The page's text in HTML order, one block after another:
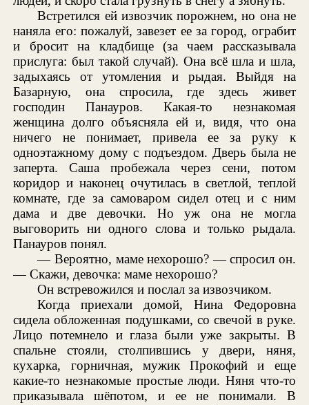
Встретился ей извозчик порожнем, но она не
наняла его: пожалуй, завезет ее за город, ограбит
и бросит на кладбище (за чаем рассказывала
прислуга: был такой случай). Она всё шла и шла,
задыхаясь от утомления и рыдая. Выйдя на
Базарную, она спросила, где здесь живет
господин Панауров. Какая-то незнакомая
женщина долго объясняла ей и, видя, что она
ничего не понимает, привела ее за руку к
одноэтажному дому с подъездом. Дверь была не
заперта. Саша пробежала через сени, потом
коридор и наконец очутилась в светлой, теплой
комнате, где за самоваром сидел отец и с ним
дама и две девочки. Но уж она не могла
выговорить ни одного слова и только рыдала.
Панауров понял.
— Вероятно, маме нехорошо? — спросил он.
— Скажи, девочка: маме нехорошо?
Он встревожился и послал за извозчиком.
Когда приехали домой, Нина Федоровна
сидела обложенная подушками, со свечой в руке.
Лицо потемнело и глаза были уже закрыты. В
спальне стояли, столпившись у двери, няня,
кухарка, горничная, мужик Прокофий и еще
какие-то незнакомые простые люди. Няня что-то
приказывала шёпотом, и ее не понимали. В